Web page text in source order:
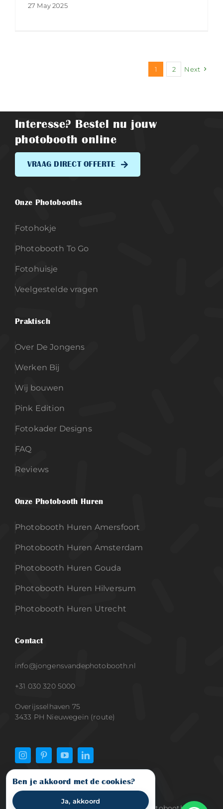
27 May 2025
1 2 Next
Interesse? Bestel nu jouw
photobooth online
VRAAG DIRECT OFFERTE
Onze Photobooths
Fotohokje
Photobooth To Go
Fotohuisje
Veelgestelde vragen
Praktisch
Over De Jongens
Werken Bij
Wij bouwen
Pink Edition
Fotokader Designs
FAQ
Reviews
Onze Photobooth Huren
Photobooth Huren Amersfoort
Photobooth Huren Amsterdam
Photobooth Huren Gouda
Photobooth Huren Hilversum
Photobooth Huren Utrecht
Contact
info@jongensvandephotobooth.nl
+31 030 320 5000
Overijsselhaven 75
3433 PH Nieuwegein (route)
Ben je akkoord met de cookies?
Ja, akkoord